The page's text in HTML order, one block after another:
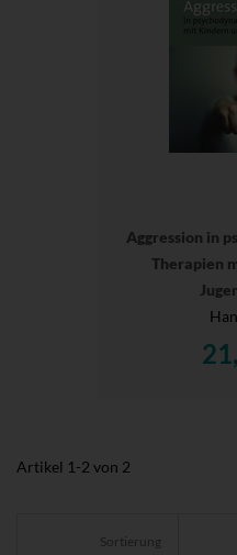
Aggression in
Therapien
Artikel 1 -2 von 2
Sortierung